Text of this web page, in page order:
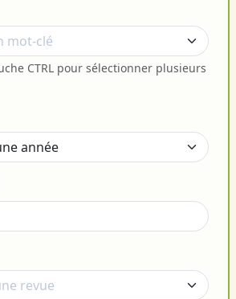
CTRL pour sélectionner plusieurs